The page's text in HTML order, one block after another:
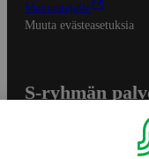
Mainostajalle
Muuta evästeasetuksia
S-ryhmän